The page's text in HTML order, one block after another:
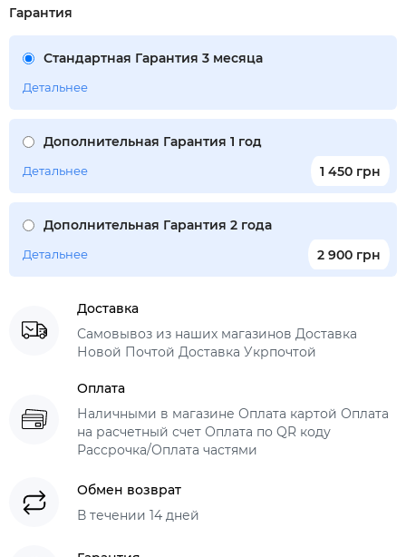
Гарантия
Стандартная Гарантия 3 месяца
Детальнее
Дополнительная Гарантия 1 год
1 450 грн
Детальнее
Дополнительная Гарантия 2 года
2 900 грн
Детальнее
Доставка
Самовывоз из наших магазинов Доставка
Новой Почтой Доставка Укрпочтой
Оплата
Наличными в магазине Оплата картой Оплата
на расчетный счет Оплата по QR коду
Рассрочка/Оплата частями
Обмен возврат
В течении 14 дней